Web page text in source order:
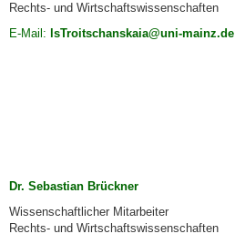
Rechts- und Wirtschaftswissenschaften
E-Mail: lsTroitschanskaia@uni-mainz.de
Dr. Sebastian Brückner
Wissenschaftlicher Mitarbeiter
Rechts- und Wirtschaftswissenschaften